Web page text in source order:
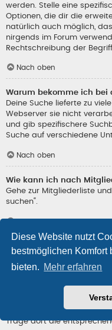
Diese Website nutzt
bestmöglichen Komfort
bieten. Mehr erfahren
werden. Stelle eine
Optionen, die dir die
natürlich auch möglich,
nirgends im Forum
Rechtschreibung der
Nach oben
Warum bekomme ich bei
Deine Suche lieferte zu
Webserver sie nicht
und gib spezifischere
Suche auf verschiedene
Nach oben
Wie kann ich nach
Gehe zur Mitgliederliste
suchen“.
Wie kann ich meine
Deine eigenen Beiträge
„Eigene Beiträge“ im
auswählst. Alternativ
deinem persönlichen
suchen“ auf deiner
erweiterte Suche, um
Trage dort die